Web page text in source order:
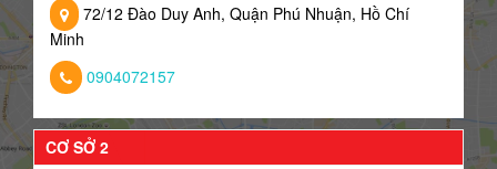
72/12 Đào Duy Anh, Quận Phú Nhuận, Hồ Chí
Minh
0904072157
CƠ SỞ 2